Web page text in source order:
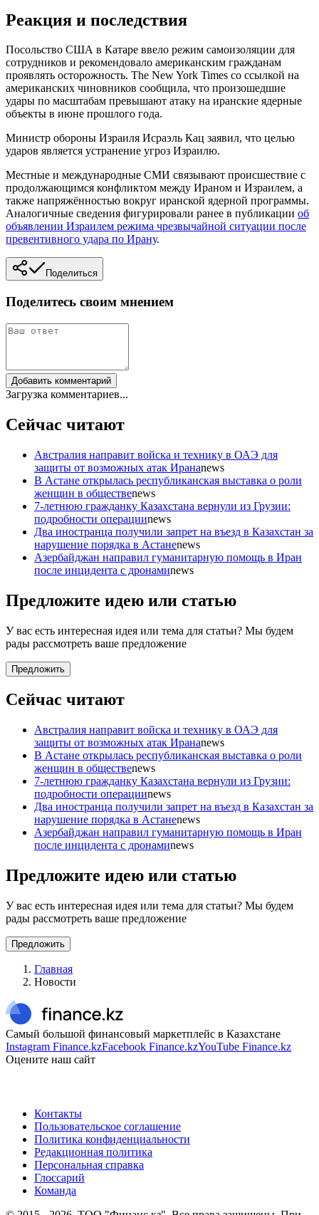
Реакция и последствия
Посольство США в Катаре ввело режим самоизоляции для
сотрудников и рекомендовало американским гражданам
проявлять осторожность. The New York Times со ссылкой на
американских чиновников сообщила, что произошедшие
удары по масштабам превышают атаку на иранские ядерные
объекты в июне прошлого года.
Министр обороны Израиля Исраэль Кац заявил, что целью
ударов является устранение угроз Израилю.
Местные и международные СМИ связывают происшествие с
продолжающимся конфликтом между Ираном и Израилем, а
также напряжённостью вокруг иранской ядерной программы.
Аналогичные сведения фигурировали ранее в публикации об
объявлении Израилем режима чрезвычайной ситуации после
превентивного удара по Ирану.
Поделиться
Поделитесь своим мнением
Добавить комментарий
Загрузка комментариев...
Сейчас читают
Австралия направит войска и технику в ОАЭ для
защиты от возможных атак Иранаnews
В Астане открылась республиканская выставка о роли
женщин в обществеnews
7-летнюю гражданку Казахстана вернули из Грузии:
подробности операцииnews
Два иностранца получили запрет на въезд в Казахстан за
нарушение порядка в Астанеnews
Азербайджан направил гуманитарную помощь в Иран
после инцидента с дронамиnews
Предложите идею или статью
У вас есть интересная идея или тема для статьи? Мы будем
рады рассмотреть ваше предложение
Предложить
Сейчас читают
Австралия направит войска и технику в ОАЭ для
защиты от возможных атак Иранаnews
В Астане открылась республиканская выставка о роли
женщин в обществеnews
7-летнюю гражданку Казахстана вернули из Грузии:
подробности операцииnews
Два иностранца получили запрет на въезд в Казахстан за
нарушение порядка в Астанеnews
Азербайджан направил гуманитарную помощь в Иран
после инцидента с дронамиnews
Предложите идею или статью
У вас есть интересная идея или тема для статьи? Мы будем
рады рассмотреть ваше предложение
Предложить
Главная
Новости
Самый большой финансовый маркетплейс в Казахстане
Instagram Finance.kzFacebook Finance.kzYouTube Finance.kz
Оцените наш сайт
Контакты
Пользовательское соглашение
Политика конфиденциальности
Редакционная политика
Персональная справка
Глоссарий
Команда